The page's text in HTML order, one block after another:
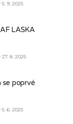
5. 9. 2025
LÁSKA
27. 8. 2025
se poprvé
5. 6. 2025